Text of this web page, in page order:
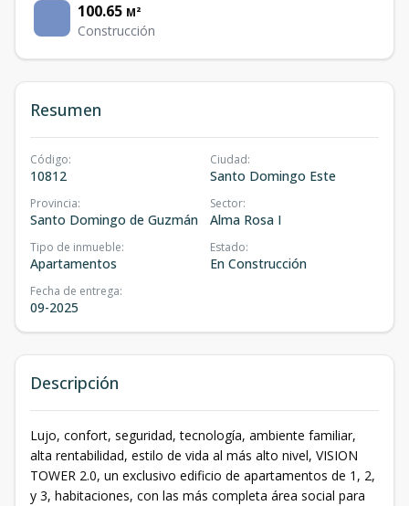
100.65 M²
Construcción
Resumen
Código:
10812
Ciudad:
Santo Domingo Este
Provincia:
Santo Domingo de Guzmán
Sector:
Alma Rosa I
Tipo de inmueble:
Apartamentos
Estado:
En Construcción
Fecha de entrega:
09-2025
Descripción
Lujo, confort, seguridad, tecnología, ambiente familiar,
alta rentabilidad, estilo de vida al más alto nivel, VISION
TOWER 2.0, un exclusivo edificio de apartamentos de 1, 2,
y 3, habitaciones, con las más completa área social para